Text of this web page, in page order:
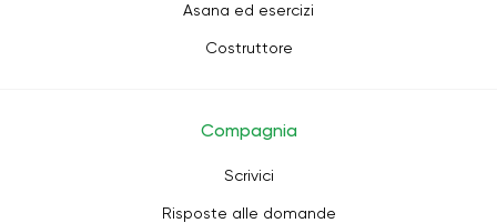
Asana ed esercizi
Costruttore
Compagnia
Scrivici
Risposte alle domande